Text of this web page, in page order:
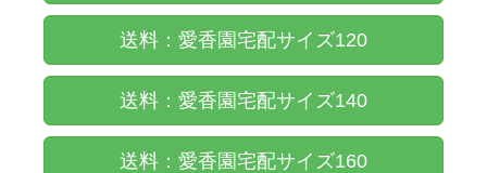
送料：愛香園宅配サイズ120
送料：愛香園宅配サイズ140
送料：愛香園宅配サイズ160